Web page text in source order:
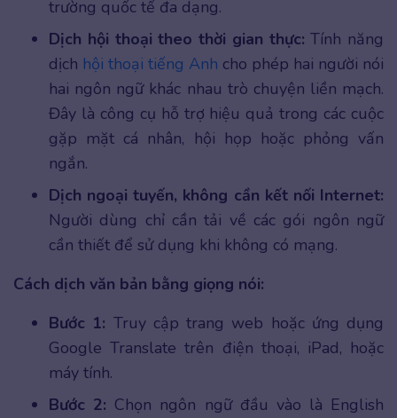
trường quốc tế đa dạng.
Dịch hội thoại theo thời gian thực:Tính năng
dịch hội thoại tiếng Anh cho phép hai người nói
hai ngôn ngữ khác nhau trò chuyện liền mạch.
Đây là công cụ hỗ trợ hiệu quả trong các cuộc
gặp mặt cá nhân, hội họp hoặc phỏng vấn
ngắn.
Dịch ngoại tuyến, không cần kết nối Internet:
Người dùng chỉ cần tải về các gói ngôn ngữ
cần thiết để sử dụng khi không có mạng.
Cách dịch văn bản bằng giọng nói:
Bước 1: Truy cập trang web hoặc ứng dụng
Google Translate trên điện thoại, iPad, hoặc
máy tính.
Bước 2: Chọn ngôn ngữ đầu vào là English